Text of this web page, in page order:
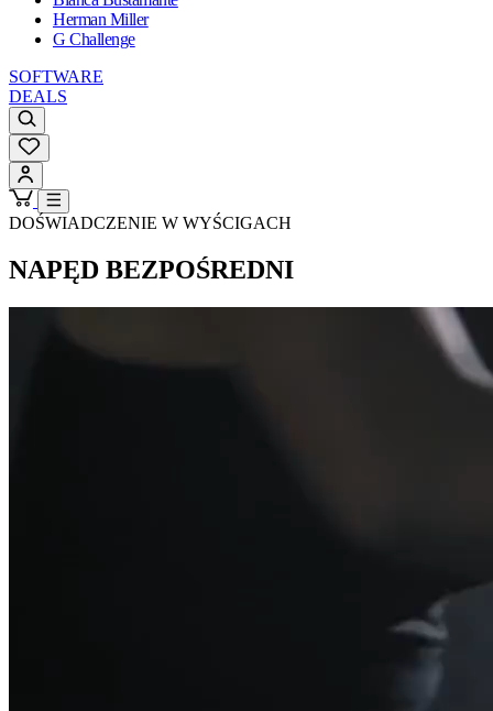
Herman Miller
G Challenge
SOFTWARE
DEALS
DOŚWIADCZENIE W WYŚCIGACH
NAPĘD BEZPOŚREDNI